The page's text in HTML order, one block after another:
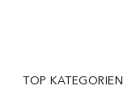
TOP KATEGORIEN